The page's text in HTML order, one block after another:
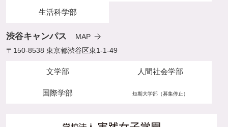
生活科学部
渋谷キャンパス
MAP
〒150-8538 東京都渋谷区東1-1-49
文学部 人間社会学部
国際学部 短期大学部（募集停止）